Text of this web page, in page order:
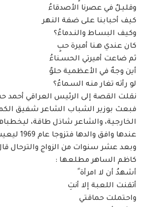
وقليـلٌ في عصرنا الأصدقاءُ
كيف أحبابنا على ضفة النهر
وكيف البسـاط والنـدماءُ؟
كان عندي هـنا أميرة حبٍ
ثم ضاعت أميرتي الحسـناءُ
أين وجهٌ في الأعظمية حلوٌ
لو رأته تغار منه السـماءُ؟
نقلت القصة إلى الرئيس العراقي أحمد
فبعث بوزير الشباب الشاعر شفيق
الخارجية، والشاعر شاذل طاقة،
عندها وافق والدها فتزوجا عام 1969 ليعيشا أجمل أيام حياتهما.
وبعد عشر سنوات من الزواج والترحال
كاظم الساهر مطلعها :
أشهدُ أن لا امرأة ً
أتقنت اللعبة إلا أنتِ
واحتملت حماقتي